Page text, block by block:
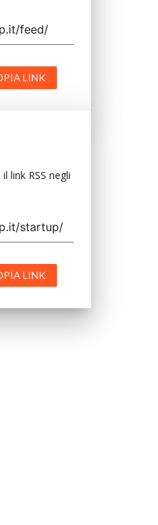
LINK
link RSS negli
LINK